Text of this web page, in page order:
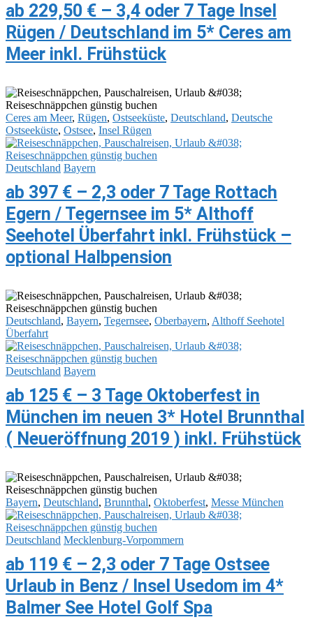
ab 229,50 € – 3,4 oder 7 Tage Insel
Rügen / Deutschland im 5* Ceres am
Meer inkl. Frühstück
Ceres am Meer, Rügen, Ostseeküste, Deutschland, Deutsche
Ostseeküste, Ostsee, Insel Rügen
Deutschland Bayern
ab 397 € – 2,3 oder 7 Tage Rottach
Egern / Tegernsee im 5* Althoff
Seehotel Überfahrt inkl. Frühstück –
optional Halbpension
Deutschland, Bayern, Tegernsee, Oberbayern, Althoff Seehotel
Überfahrt
Deutschland Bayern
ab 125 € – 3 Tage Oktoberfest in
München im neuen 3* Hotel Brunnthal
( Neueröffnung 2019 ) inkl. Frühstück
Bayern, Deutschland, Brunnthal, Oktoberfest, Messe München
Deutschland Mecklenburg-Vorpommern‎
ab 119 € – 2,3 oder 7 Tage Ostsee
Urlaub in Benz / Insel Usedom im 4*
Balmer See Hotel Golf Spa